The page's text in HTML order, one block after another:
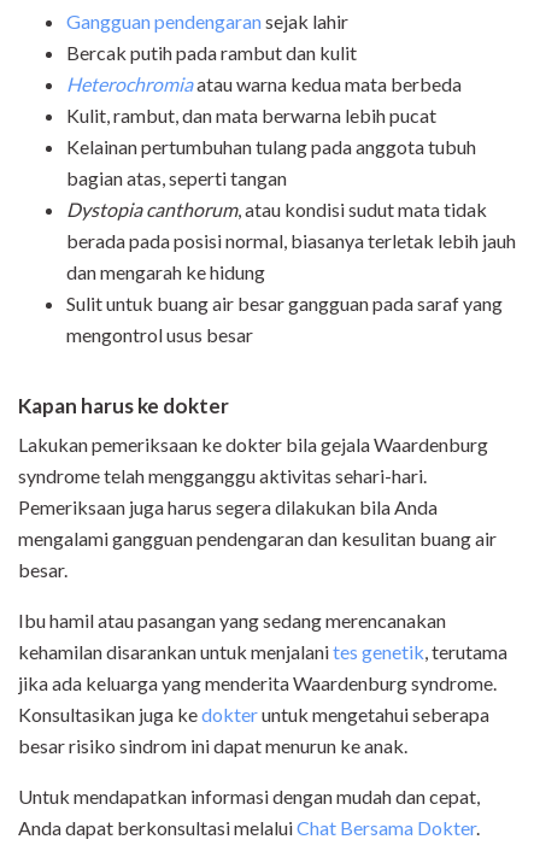
Gangguan pendengaransejak lahir
Bercak putih pada rambut dan kulit
Heterochromiaatau warna kedua mata berbeda
Kulit, rambut, dan mata berwarna lebih pucat
Kelainan pertumbuhan tulang pada anggota tubuh
bagian atas, seperti tangan
Dystopia canthorum, atau kondisi sudut mata tidak
berada pada posisi normal, biasanya terletak lebih jauh
dan mengarah ke hidung
Sulit untuk buang air besar gangguan pada saraf yang
mengontrol usus besar
Kapan harus ke dokter
Lakukan pemeriksaan ke dokter bila gejala Waardenburg
syndrome telah mengganggu aktivitas sehari-hari.
Pemeriksaan juga harus segera dilakukan bila Anda
mengalami gangguan pendengaran dan kesulitan buang air
besar.
Ibu hamil atau pasangan yang sedang merencanakan
kehamilan disarankan untuk menjalanites genetik, terutama
jika ada keluarga yang menderita Waardenburg syndrome.
Konsultasikan juga kedokteruntuk mengetahui seberapa
besar risiko sindrom ini dapat menurun ke anak.
Untuk mendapatkan informasi dengan mudah dan cepat,
Anda dapat berkonsultasi melaluiChat Bersama Dokter.